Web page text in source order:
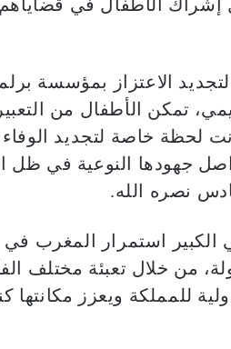
إشراك الأطفال في
الاعتزاز بمؤسسة
تمكن الأطفال من
لحظة خاصة لتجديد
جهودها النوعية في ظل
نصره الله.
الكبير استمرار المغرب
من خلال تعبئة مختلف
للمملكة ويعزز